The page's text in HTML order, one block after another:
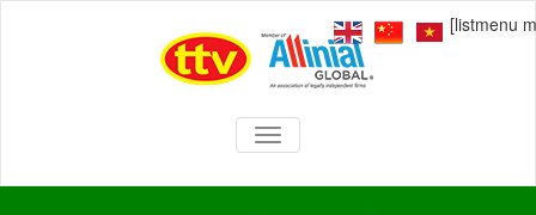
TOGGLE
NAVIGATION
[listmenu